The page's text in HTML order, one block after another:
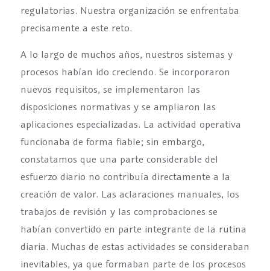
regulatorias. Nuestra organización se enfrentaba
precisamente a este reto.
A lo largo de muchos años, nuestros sistemas y
procesos habían ido creciendo. Se incorporaron
nuevos requisitos, se implementaron las
disposiciones normativas y se ampliaron las
aplicaciones especializadas. La actividad operativa
funcionaba de forma fiable; sin embargo,
constatamos que una parte considerable del
esfuerzo diario no contribuía directamente a la
creación de valor. Las aclaraciones manuales, los
trabajos de revisión y las comprobaciones se
habían convertido en parte integrante de la rutina
diaria. Muchas de estas actividades se consideraban
inevitables, ya que formaban parte de los procesos